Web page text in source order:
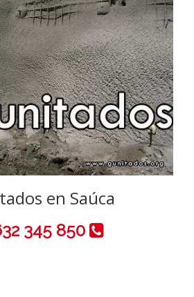
en Saúca
345 850